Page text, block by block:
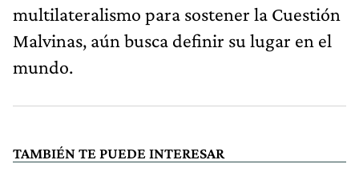
multilateralismo para sostener la Cuestión
Malvinas, aún busca definir su lugar en el
mundo.
TAMBIÉN TE PUEDE INTERESAR